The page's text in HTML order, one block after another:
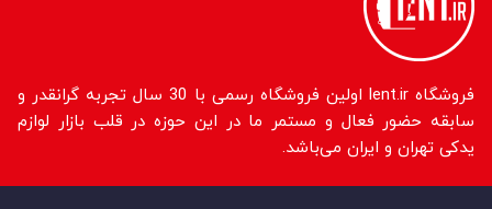
فروشگاه lent.ir اولین فروشگاه رسمی با 30 سال تجربه گرانقدر و
سابقه حضور فعال و مستمر ما در این حوزه در قلب بازار لوازم
یدکی تهران و ایران می‌باشد.